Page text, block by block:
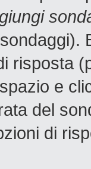
risposta
e
del
di